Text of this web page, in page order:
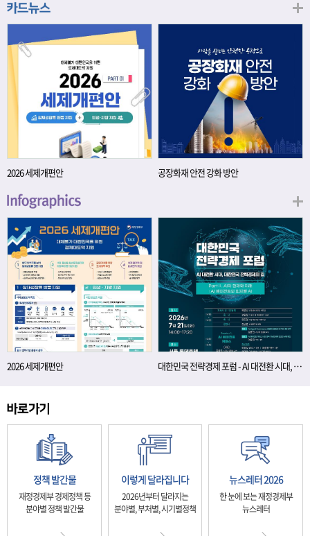
니다. 배움이 쌓이는 시간, 인적자본 학교에
가는 과정입니다. 수업을 통해 배우는 전공
지식, 친구들과의 협업, 다양한 활동 속에서
얻는 문제 해결 경험은 모두 개인의 역량으
로 축적됩니다. 경제학에서는 이.......
20년물 300억원입니다. 그렇다면 3월 개인
1,800억원 ④ 2,000억원 이벤트 안내 응모
기간: 2026년 3월 4일(수) ~ 3월 9일(월) 경
품: 커피쿠폰 (60명) 참여.......
2026 세제개편안 공장화재 안전 강화 방안
2026 세제개편안 대한민국 전략경제 포럼 - AI 대전환 시대, 대한민국 전략경제의 길
정책 발간물
재정경제부 경제정책 등
분야별 정책 발간물
이렇게 달라집니다
2026년부터 달라지는
분야별, 부처별, 시기별정책
뉴스레터 2026
한 눈에 보는 재정경제부
뉴스레터